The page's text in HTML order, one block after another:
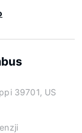
39701, US